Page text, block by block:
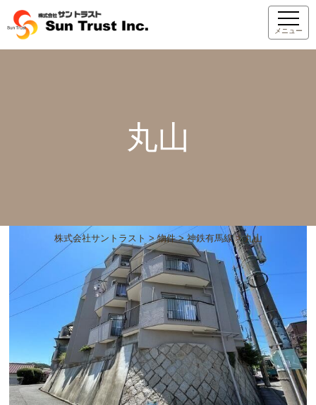
メニュー
丸山
株式会社サントラスト >物件>神鉄有馬線>丸山